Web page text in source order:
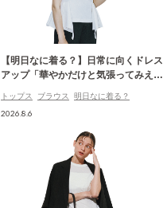
【明日なに着る？】日常に向くドレス
アップ「華やかだけと気張ってみえな
トップス ブラウス 明日なに着る？
2026.8.6